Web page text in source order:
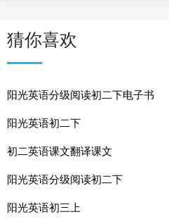
猜你喜欢
阳光英语分级阅读初二下电子书
阳光英语初二下
初二英语课文翻译课文
阳光英语分级阅读初二下
阳光英语初三上